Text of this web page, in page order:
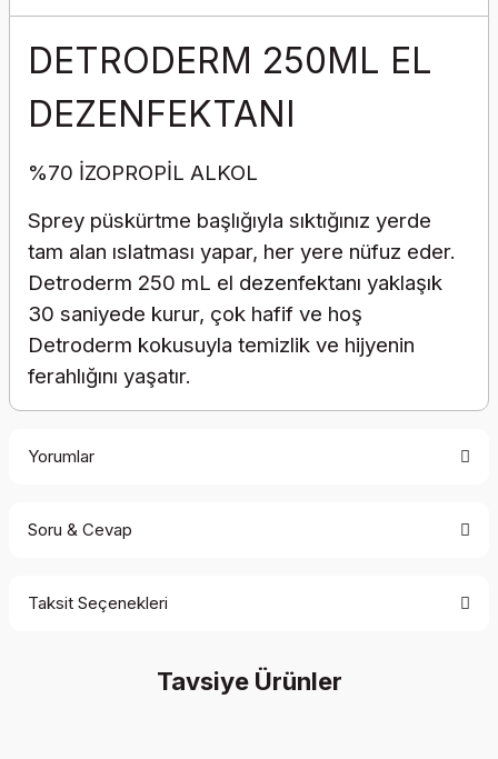
DETRODERM 250ML EL
DEZENFEKTANI
%70 İZOPROPİL ALKOL
Sprey püskürtme başlığıyla sıktığınız yerde
tam alan ıslatması yapar, her yere nüfuz eder.
Detroderm 250 mL el dezenfektanı yaklaşık
30 saniyede kurur, çok hafif ve hoş
Detroderm kokusuyla temizlik ve hijyenin
ferahlığını yaşatır.
Yorumlar
Soru & Cevap
Soru Sor
Taksit Seçenekleri
Tavsiye Ürünler